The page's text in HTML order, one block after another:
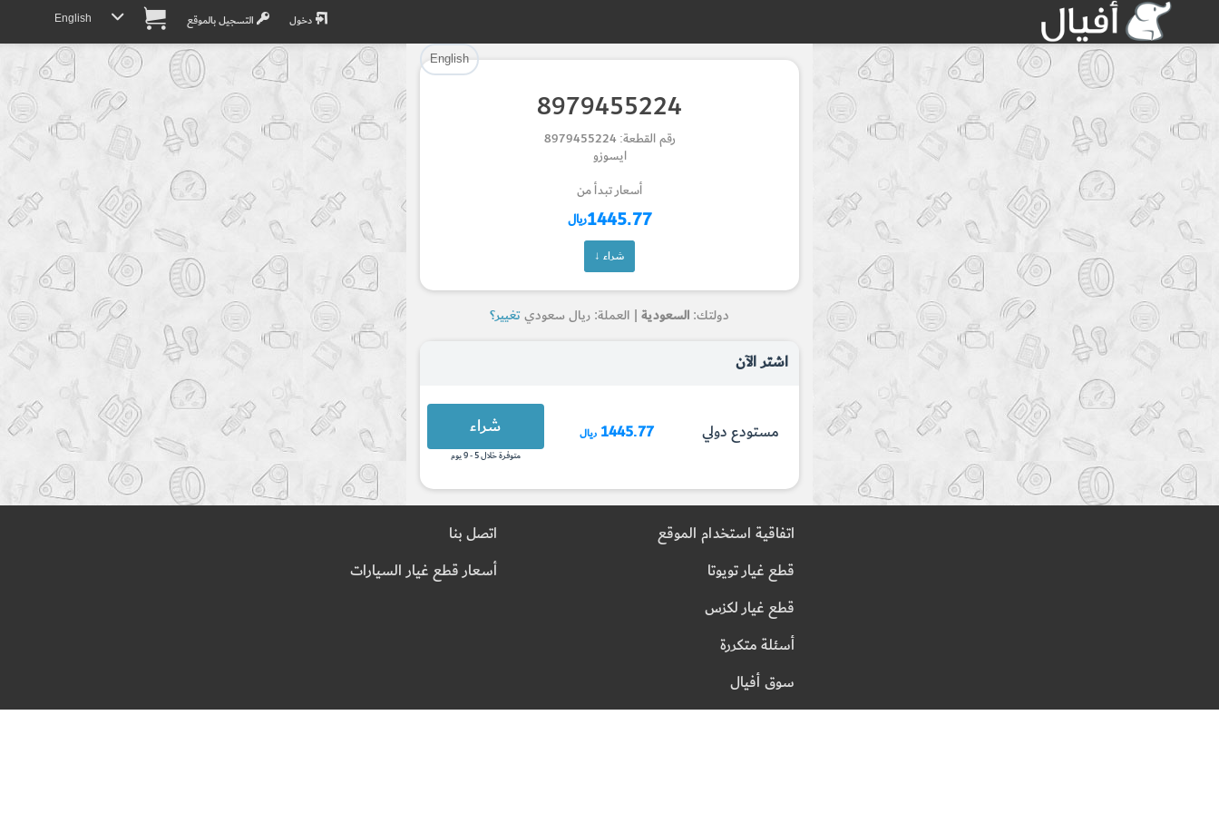
دخول التسجيل بالموقع English
English
8979455224
رقم القطعة: 8979455224
ايسوزو
أسعار تبدأ من
1445.77ريال
شراء ↓
دولتك: السعودية | العملة: ريال سعوديتغيير؟
اشتر الآن
مستودع دولي 1445.77 ريال شراء
متوفرة خلال 5 - 9 يوم
تم إضافة القطعة بنجاح.
Part Successfully Selected
Return to Search Page
تم إضافة القطعة للسلة بنجاح.
Part Added to Cart
Checkout
اتفاقية استخدام الموقع
قطع غيار تويوتا
قطع غيار لكزس
أسئلة متكررة
سوق أفيال
اتصل بنا
أسعار قطع غيار السيارات